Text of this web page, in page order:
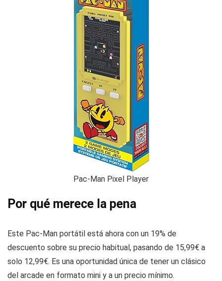
Pac-Man Pixel Player
Por qué merece la pena
Este Pac-Man portátil está ahora con un 19% de
descuento sobre su precio habitual, pasando de 15,99€ a
solo 12,99€. Es una oportunidad única de tener un clásico
del arcade en formato mini y a un precio mínimo.